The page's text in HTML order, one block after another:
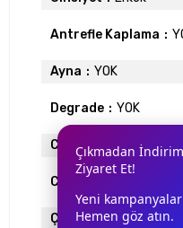
Antrefle Kaplama
Ayna YOK
Degrade YOK
Cam Materyali
Cam Rengi
Çerçeve Materyali
Çıkmadan
Ziyaret Et!
Yeni
Hemen göz atın.